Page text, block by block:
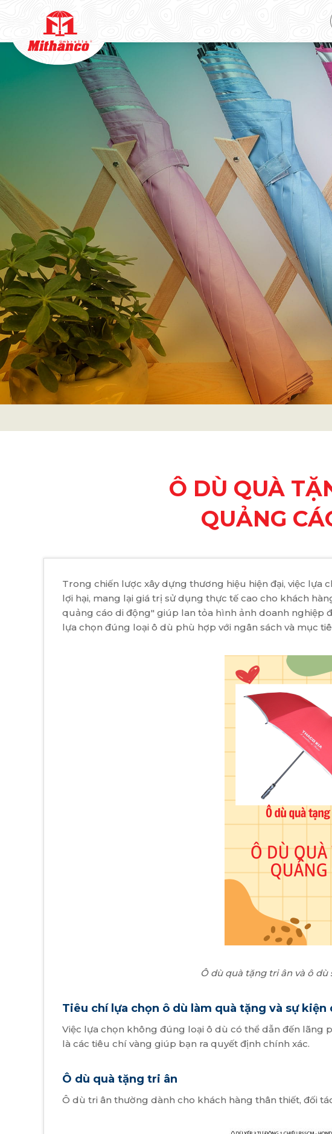
Ô DÙ QUÀ
QUẢNG
Trong chiến lược xây dựng thương hiệu hiện đại, việc lựa
lợi hại, mang lại giá trị sử dụng thực tế cao cho khách
quảng cáo di động" giúp lan tỏa hình ảnh doanh nghiệp
lựa chọn đúng loại ô dù phù hợp với ngân sách và mục
Ô dù quà tặng tri ân và ô
Tiêu chí lựa chọn ô dù làm quà tặng và sự kiện
Việc lựa chọn không đúng loại ô dù có thể dẫn đến lãng
là các tiêu chí vàng giúp bạn ra quyết định chính xác.
Ô dù quà tặng tri ân
Ô dù tri ân thường dành cho khách hàng thân thiết, đối